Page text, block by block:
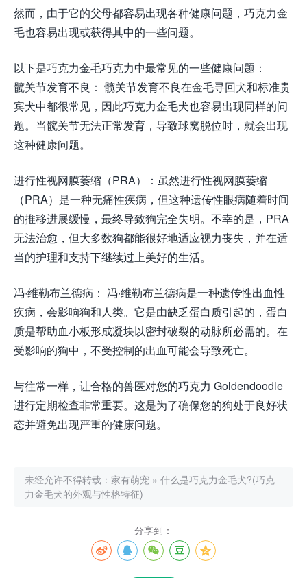
然而，由于它的父母都容易出现各种健康问题，巧克力金
毛也容易出现或获得其中的一些问题。
以下是巧克力金毛巧克力中最常见的一些健康问题：
髋关节发育不良： 髋关节发育不良在金毛寻回犬和标准贵
宾犬中都很常见，因此巧克力金毛犬也容易出现同样的问
题。当髋关节无法正常发育，导致球窝脱位时，就会出现
这种健康问题。
进行性视网膜萎缩（PRA）：虽然进行性视网膜萎缩
（PRA）是一种无痛性疾病，但这种遗传性眼病随着时间
的推移进展缓慢，最终导致狗完全失明。不幸的是，PRA
无法治愈，但大多数狗都能很好地适应视力丧失，并在适
当的护理和支持下继续过上美好的生活。
冯·维勒布兰德病： 冯·维勒布兰德病是一种遗传性出血性
疾病，会影响狗和人类。它是由缺乏蛋白质引起的，蛋白
质是帮助血小板形成凝块以密封破裂的动脉所必需的。在
受影响的狗中，不受控制的出血可能会导致死亡。
与往常一样，让合格的兽医对您的巧克力 Goldendoodle
进行定期检查非常重要。这是为了确保您的狗处于良好状
态并避免出现严重的健康问题。
未经允许不得转载： 家有萌宠 » 什么是巧克力金毛犬?(巧克
力金毛犬的外观与性格特征)
分享到：